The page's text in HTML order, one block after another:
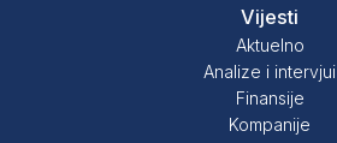
Vijesti
Aktuelno
Analize i intervjui
Finansije
Kompanije